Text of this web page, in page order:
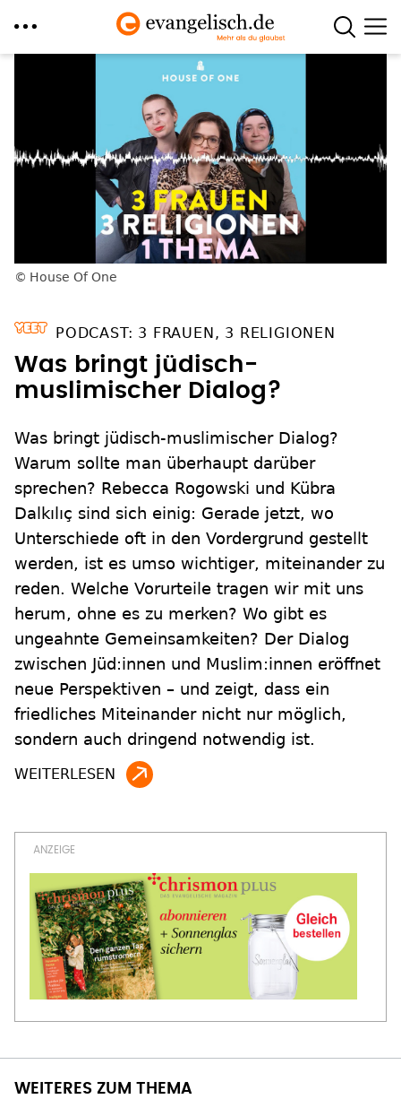
House Of One
PODCAST: 3 FRAUEN, 3 RELIGIONEN
Was bringt jüdisch-
muslimischer Dialog?
Was bringt jüdisch-muslimischer Dialog?
Warum sollte man überhaupt darüber
sprechen? Rebecca Rogowski und Kübra
Dalkılıç sind sich einig: Gerade jetzt, wo
Unterschiede oft in den Vordergrund gestellt
werden, ist es umso wichtiger, miteinander zu
reden. Welche Vorurteile tragen wir mit uns
herum, ohne es zu merken? Wo gibt es
ungeahnte Gemeinsamkeiten? Der Dialog
zwischen Jüd:innen und Muslim:innen eröffnet
neue Perspektiven – und zeigt, dass ein
friedliches Miteinander nicht nur möglich,
sondern auch dringend notwendig ist.
WEITERES ZUM THEMA